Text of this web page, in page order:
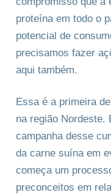
proteína em todo o
potencial de
precisamos fazer
aqui também.
Essa é a primeira
na região Nordeste.
campanha desse
da carne suína em
começa um
preconceitos em